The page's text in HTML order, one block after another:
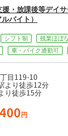
・放課後等デイ
バイト）
シフト制 残業ほぼ
車・バイク通勤可
目119-10
より徒歩12分
り徒歩15分
円